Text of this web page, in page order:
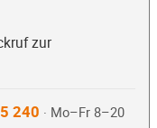
zur
240 · Mo–Fr 8–20